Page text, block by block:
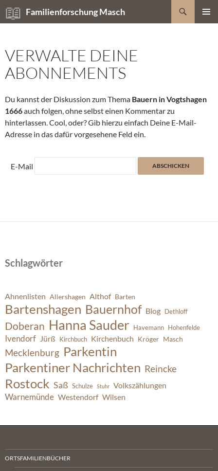
Zum
Inhalt
Familienforschung Masch
Suchen
VERWALTE DEINE
ABONNEMENTS
Du kannst der Diskussion zum Thema Bauern in Vogtshagen
1666auch folgen, ohne selbst einen Kommentar zu
hinterlassen. Cool, oder? Gib hierzu einfach Deine E-Mail-
Adresse in das dafür vorgesehene Feld ein.
E-Mail
Schlagwörter
Ahnenlisten Allershagen Althof Barten
Bartenshagen Bauernhof Blog Dethloff
Doberan Hanna Sauder Havemann Hohenfelde
Ivendorf Jürß Kirchbuch Kirchenbuch Kröger Masch
Mecklenburg Parkentin
Parkentiner Nachrichten Reincke
Rostock Saß Schulze Stuhr Volkszählungen
Warnemünde Westendorf Wilsen
ORTSFAMILIENBÜCHER